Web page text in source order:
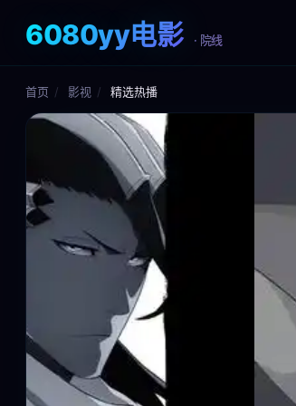
6080yy电影 · 院线
首页 / 影视 / 精选热播